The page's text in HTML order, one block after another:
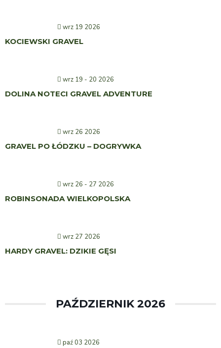
wrz 19 2026
KOCIEWSKI GRAVEL
wrz 19 - 20 2026
DOLINA NOTECI GRAVEL ADVENTURE
wrz 26 2026
GRAVEL PO ŁÓDZKU – DOGRYWKA
wrz 26 - 27 2026
ROBINSONADA WIELKOPOLSKA
wrz 27 2026
HARDY GRAVEL: DZIKIE GĘSI
PAŹDZIERNIK 2026
paź 03 2026